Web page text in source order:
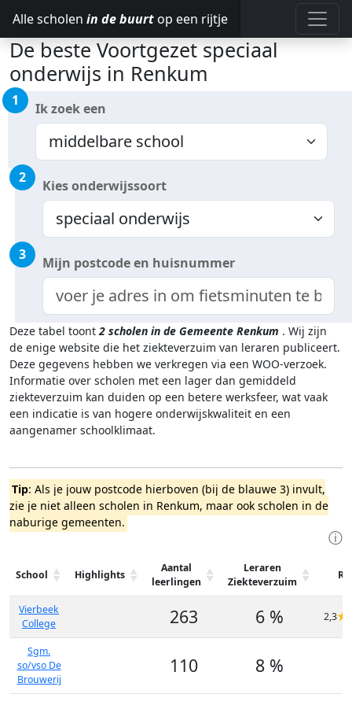
Alle scholen in de buurt op een rijtje
De beste Voortgezet speciaal
onderwijs in Renkum
1 Ik zoek een
2 Kies onderwijssoort
3 Mijn postcode en huisnummer
Deze tabel toont2 scholen in de Gemeente Renkum . Wij zijn
de enige website die het ziekteverzuim van leraren publiceert.
Deze gegevens hebben we verkregen via een WOO-verzoek.
Informatie over scholen met een lager dan gemiddeld
ziekteverzuim kan duiden op een betere werksfeer, wat vaak
een indicatie is van hogere onderwijskwaliteit en een
aangenamer schoolklimaat.
Tip: Als je jouw postcode hierboven (bij de blauwe 3) invult,
zie je niet alleen scholen in Renkum, maar ook scholen in de
naburige gemeenten.
ⓘ
School Highlights
Aantal
leerlingen
Leraren
Ziekteverzuim
Vierbeek
College
263 6 % 2,3
Sgm.
so/vso De
Brouwerij
110 8 %